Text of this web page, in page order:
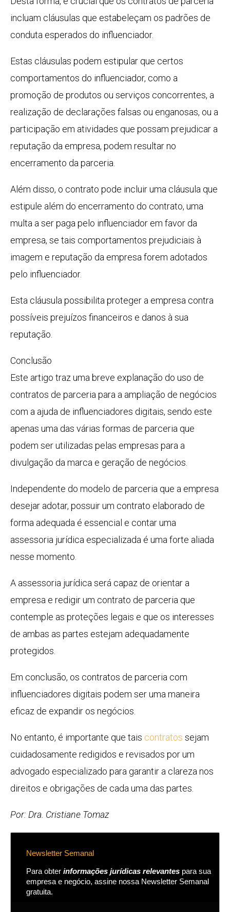
incluam cláusulas que estabeleçam os padrões de
conduta esperados do influenciador.
Estas cláusulas podem estipular que certos
comportamentos do influenciador, como a
promoção de produtos ou serviços concorrentes, a
realização de declarações falsas ou enganosas, ou a
participação em atividades que possam prejudicar a
reputação da empresa, podem resultar no
encerramento da parceria.
Além disso, o contrato pode incluir uma cláusula que
estipule além do encerramento do contrato, uma
multa a ser paga pelo influenciador em favor da
empresa, se tais comportamentos prejudiciais à
imagem e reputação da empresa forem adotados
pelo influenciador.
Esta cláusula possibilita proteger a empresa contra
possíveis prejuízos financeiros e danos à sua
reputação.
Conclusão
Este artigo traz uma breve explanação do uso de
contratos de parceria para a ampliação de negócios
com a ajuda de influenciadores digitais, sendo este
apenas uma das várias formas de parceria que
podem ser utilizadas pelas empresas para a
divulgação da marca e geração de negócios.
Independente do modelo de parceria que a empresa
desejar adotar, possuir um contrato elaborado de
forma adequada é essencial e contar uma
assessoria jurídica especializada é uma forte aliada
nesse momento.
A assessoria jurídica será capaz de orientar a
empresa e redigir um contrato de parceria que
contemple as proteções legais e que os interesses
de ambas as partes estejam adequadamente
protegidos.
Em conclusão, os contratos de parceria com
influenciadores digitais podem ser uma maneira
eficaz de expandir os negócios.
No entanto, é importante que tais contratos sejam
cuidadosamente redigidos e revisados por um
advogado especializado para garantir a clareza nos
direitos e obrigações de cada uma das partes.
Por: Dra. Cristiane Tomaz
Newsletter Semanal
Para obter informações jurídicas relevantes para sua
empresa e negócio, assine nossa Newsletter Semanal
gratuita.